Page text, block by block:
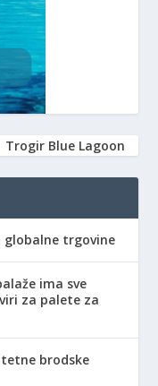
Trogir Blue Lagoon
globalne trgovine
ima sve
za palete za
brodske